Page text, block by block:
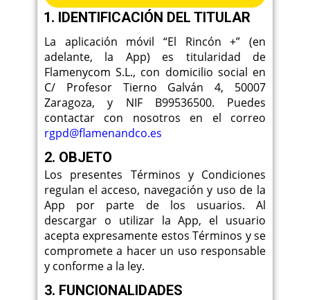
IDENTIFICACIÓN DEL TITULAR
La aplicación móvil “El Rincón +” (en
adelante, la App) es titularidad de
Flamenycom S.L., con domicilio social en
C/ Profesor Tierno Galván 4, 50007
Zaragoza, y NIF B99536500. Puedes
contactar con nosotros en el correo
rgpd@flamenandco.es
2. OBJETO
Los presentes Términos y Condiciones
regulan el acceso, navegación y uso de la
App por parte de los usuarios. Al
descargar o utilizar la App, el usuario
acepta expresamente estos Términos y se
compromete a hacer un uso responsable
y conforme a la ley.
3. FUNCIONALIDADES